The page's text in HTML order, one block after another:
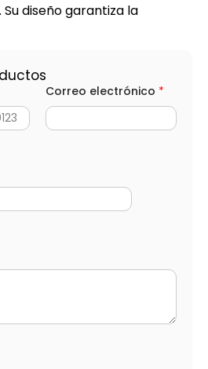
diseño garantiza la
Correo electrónico *